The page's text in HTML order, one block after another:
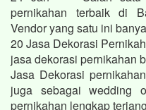
pernikahan terbaik di
Vendor yang satu ini
20 Jasa Dekorasi
jasa dekorasi pernikahan
Jasa Dekorasi
juga sebagai wedding
pernikahan lengkap